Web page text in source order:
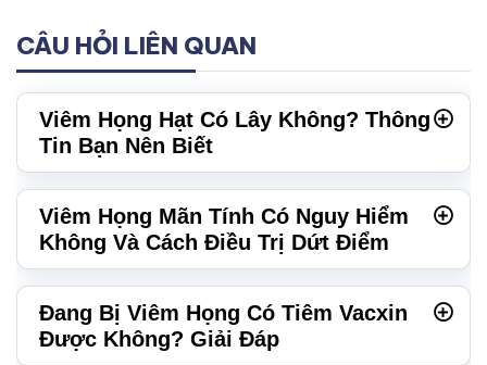
CÂU HỎI LIÊN QUAN
Viêm Họng Hạt Có Lây Không? Thông
Tin Bạn Nên Biết
Viêm Họng Mãn Tính Có Nguy Hiểm
Không Và Cách Điều Trị Dứt Điểm
Đang Bị Viêm Họng Có Tiêm Vacxin
Được Không? Giải Đáp